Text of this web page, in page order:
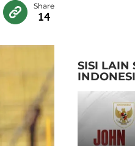
14
SISI LAIN